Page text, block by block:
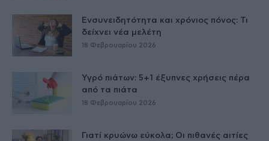
Ενσυνειδητότητα και χρόνιος πόνος: Τι
δείχνει νέα μελέτη
18 Φεβρουαρίου 2026
Υγρό πιάτων: 5+1 έξυπνες χρήσεις πέρα
από τα πιάτα
18 Φεβρουαρίου 2026
Γιατί κρυώνω εύκολα; Οι πιθανές αιτίες